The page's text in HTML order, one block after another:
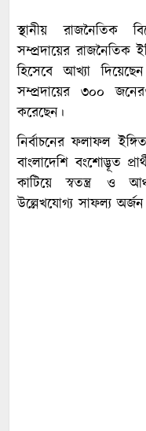
স্থানীয় রাজনৈতিক
সম্প্রদায়ের রাজনৈতিক
হিসেবে আখ্যা
সম্প্রদায়ের ৩০০
করেছেন।
নির্বাচনের ফলাফল
বাংলাদেশি বংশোদ্ভূত
কাটিয়ে স্বতন্ত্র ও
উল্লেখযোগ্য সাফল্য